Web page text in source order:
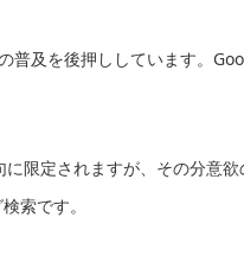
及を後押ししています。
限定されますが、その分意
索です。